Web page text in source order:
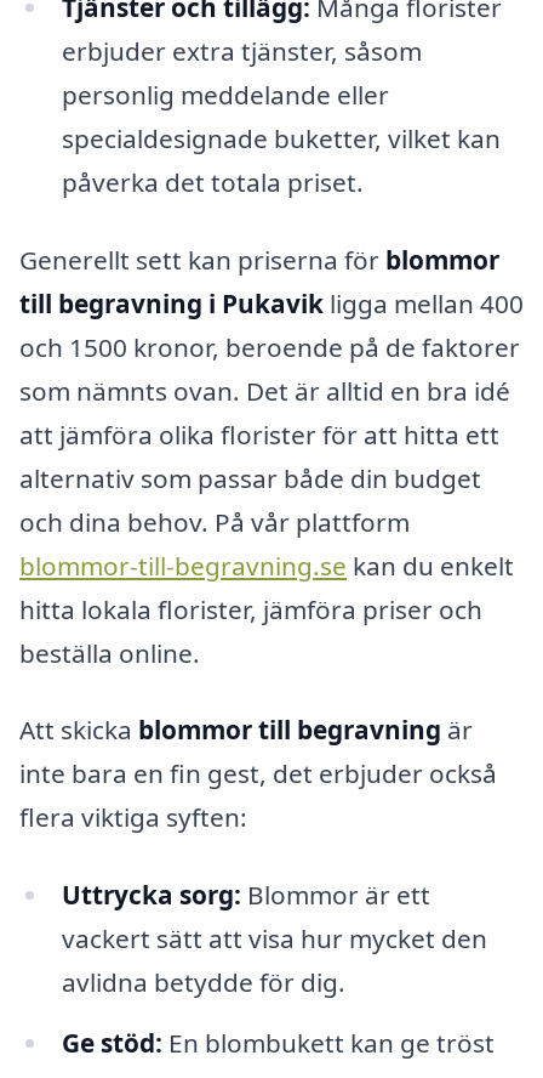
Tjänster och tillägg: Många florister
erbjuder extra tjänster, såsom
personlig meddelande eller
specialdesignade buketter, vilket kan
påverka det totala priset.
Generellt sett kan priserna för blommor
till begravning i Pukavik ligga mellan 400
och 1500 kronor, beroende på de faktorer
som nämnts ovan. Det är alltid en bra idé
att jämföra olika florister för att hitta ett
alternativ som passar både din budget
och dina behov. På vår plattform
blommor-till-begravning.se kan du enkelt
hitta lokala florister, jämföra priser och
beställa online.
Att skicka blommor till begravning är
inte bara en fin gest, det erbjuder också
flera viktiga syften:
Uttrycka sorg: Blommor är ett
vackert sätt att visa hur mycket den
avlidna betydde för dig.
Ge stöd: En blombukett kan ge tröst